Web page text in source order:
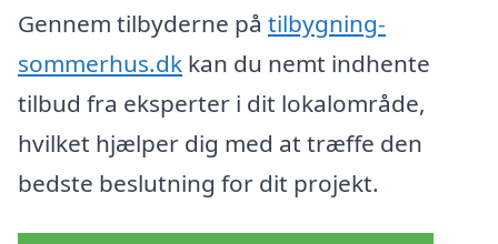
Gennem tilbyderne på tilbygning-
sommerhus.dk kan du nemt indhente
tilbud fra eksperter i dit lokalområde,
hvilket hjælper dig med at træffe den
bedste beslutning for dit projekt.